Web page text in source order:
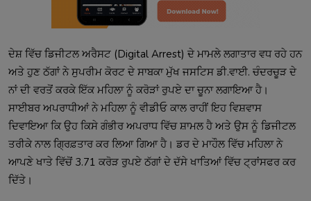
ਦੇਸ਼ ਵਿੱਚ ਡਿਜੀਟਲ ਅਰੈਸਟ (Digital Arrest) ਦੇ ਮਾਮਲੇ ਲਗਾਤਾਰ ਵਧ ਰਹੇ ਹਨ
ਅਤੇ ਹੁਣ ਠੱਗਾਂ ਨੇ ਸੁਪਰੀਮ ਕੋਰਟ ਦੇ ਸਾਬਕਾ ਮੁੱਖ ਜਸਟਿਸ ਡੀ.ਵਾਈ. ਚੰਦਰਚੂੜ ਦੇ
ਨਾਂ ਦੀ ਵਰਤੋਂ ਕਰਕੇ ਇੱਕ ਮਹਿਲਾ ਨੂੰ ਕਰੋੜਾਂ ਰੁਪਏ ਦਾ ਚੂਨਾ ਲਗਾਇਆ ਹੈ।
ਸਾਈਬਰ ਅਪਰਾਧੀਆਂ ਨੇ ਮਹਿਲਾ ਨੂੰ ਵੀਡੀਓ ਕਾਲ ਰਾਹੀਂ ਇਹ ਵਿਸ਼ਵਾਸ
ਦਿਵਾਇਆ ਕਿ ਉਹ ਕਿਸੇ ਗੰਭੀਰ ਅਪਰਾਧ ਵਿੱਚ ਸ਼ਾਮਲ ਹੈ ਅਤੇ ਉਸ ਨੂੰ ਡਿਜੀਟਲ
ਤਰੀਕੇ ਨਾਲ ਗ੍ਰਿਫ਼ਤਾਰ ਕਰ ਲਿਆ ਗਿਆ ਹੈ। ਡਰ ਦੇ ਮਾਹੌਲ ਵਿੱਚ ਮਹਿਲਾ ਨੇ
ਆਪਣੇ ਖਾਤੇ ਵਿੱਚੋਂ 3.71 ਕਰੋੜ ਰੁਪਏ ਠੱਗਾਂ ਦੇ ਦੱਸੇ ਖਾਤਿਆਂ ਵਿੱਚ ਟ੍ਰਾਂਸਫਰ ਕਰ
ਦਿੱਤੇ।